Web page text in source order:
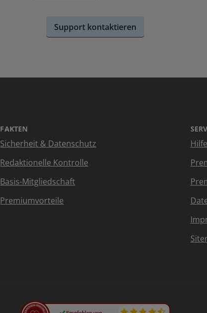
Support kontaktieren
FAKTEN
Sicherheit & Datenschutz
Redaktionelle Kontrolle
Basis-Mitgliedschaft
Premiumvorteile